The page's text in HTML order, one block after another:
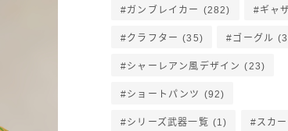
ガンブレイカー (282) ギャ
クラフター (35) ゴーグル
シャーレアン風デザイン (23)
ショートパンツ (92)
シリーズ武器一覧 (1) スカー